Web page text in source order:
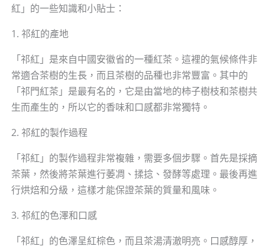
紅」的一些知識和小貼士：
1. 祁紅的產地
「祁紅」是來自中國安徽省的一種紅茶。這裡的氣候條件非
常適合茶樹的生長，而且茶樹的品種也非常豐富。其中的
「祁門紅茶」是最有名的，它是由當地的柿子樹枝和茶樹共
生而產生的，所以它的香味和口感都非常獨特。
2. 祁紅的製作過程
「祁紅」的製作過程非常複雜，需要多個步驟。首先是採摘
茶葉，然後將茶葉進行萎凋、揉捻、發酵等處理。最後再進
行烘焙和分級，這樣才能保證茶葉的質量和風味。
3. 祁紅的色澤和口感
「祁紅」的色澤呈紅棕色，而且茶湯清澈明亮。口感醇厚，